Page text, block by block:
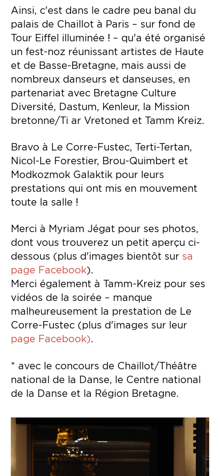
Ainsi, c'est dans le cadre peu banal du
palais de Chaillot à Paris – sur fond de
Tour Eiffel illuminée ! – qu'a été organisé
un fest-noz réunissant artistes de Haute
et de Basse-Bretagne, mais aussi de
nombreux danseurs et danseuses, en
partenariat avec Bretagne Culture
Diversité, Dastum, Kenleur, la Mission
bretonne/Ti ar Vretoned et Tamm Kreiz.
Bravo à Le Corre-Fustec, Terti-Tertan,
Nicol-Le Forestier, Brou-Quimbert et
Modkozmok Galaktik pour leurs
prestations qui ont mis en mouvement
toute la salle !
Merci à Myriam Jégat pour ses photos,
dont vous trouverez un petit aperçu ci-
dessous (plus d'images bientôt sur sa
page Facebook).
Merci également à Tamm-Kreiz pour ses
vidéos de la soirée – manque
malheureusement la prestation de Le
Corre-Fustec (plus d'images sur leur
page Facebook).
* avec le concours de Chaillot/Théâtre
national de la Danse, le Centre national
de la Danse et la Région Bretagne.